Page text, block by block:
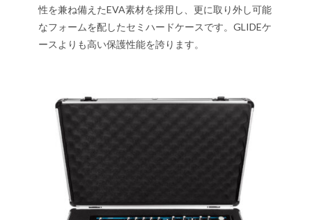
性を兼ね備えたEVA素材を採用し、更に取り外し可能
なフォームを配したセミハードケースです。GLIDEケ
ースよりも高い保護性能を誇ります。